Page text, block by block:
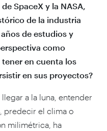
SpaceX y la NASA,
de la industria
de estudios y
como
en cuenta los
en sus proyectos?
a la luna, entender
predecir el clima o
milimétrica, ha